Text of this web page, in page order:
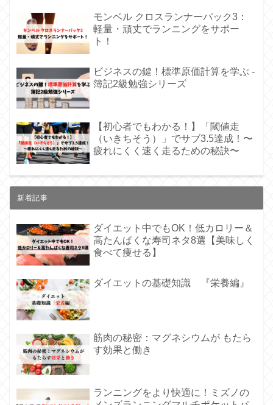
モンベル クロスランナーパック3：
軽量・頑丈でランニングをサポー
ト！
ビジネスの鍵！標準原価計算を学ぶ -
簿記2級勉強シリーズ
【初心者でもわかる！】「閾値走
（いきちそう）」でサブ3.5達成！〜
疲れにくく速く走るための秘訣〜
新着記事
ダイエット中でもOK！低カロリー＆
高たんぱくな寿司ネタ8選【美味しく
食べて痩せる】
ダイエットの基礎知識 『栄養編』
筋肉の秘密：マグネシウムが もたら
す効果と働き
ランニングをより快適に！ミズノの